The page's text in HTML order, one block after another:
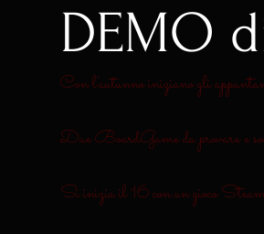
DEMO
Con l'autunno iniziano gli
Due BoardGame da provare e
Si inizia il 16 con un gioco